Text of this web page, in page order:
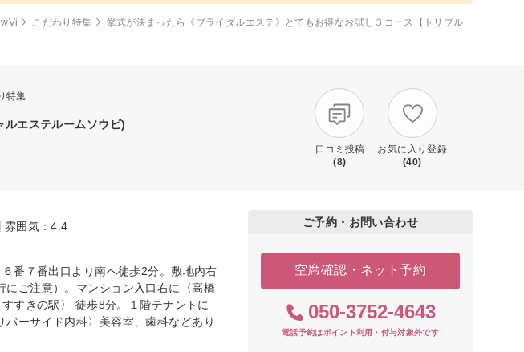
こだわり特集
挙式が決まったら《ブライダルエステ》とてもお得なお試し３コース【トリプル
特集
ルエステルームソウビ)
口コミ投稿
(8)
お気に入り登録
(40)
雰囲気：4.4
番７番出口より南へ徒歩2分。敷地内右
ご注意）。マンション入口右に〈高橋
すきの駅〉 徒歩8分。１階テナントに
バーサイド内科〉美容室、歯科などあり
ご予約・お問い合わせ
空席確認・ネット予約
050-3752-4643
電話予約はポイント利用・付与対象外です